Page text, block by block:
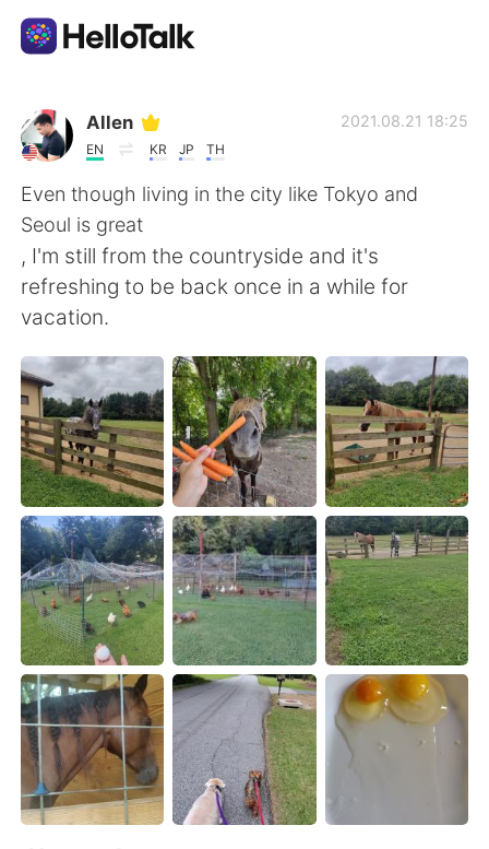
語学交換アプリ
AI Grammar Checker
日本語
English
繁體中文 Español
العربية Français
Deutsch 한국어
Русский ไทย
Indonesia Italiano
Türkçe Tiếng Việt
Português
Allen
EN KR JP TH
2021.08.21 18:25
Even though living in the city like Tokyo and
Seoul is great
, I'm still from the countryside and it's
refreshing to be back once in a while for
vacation.